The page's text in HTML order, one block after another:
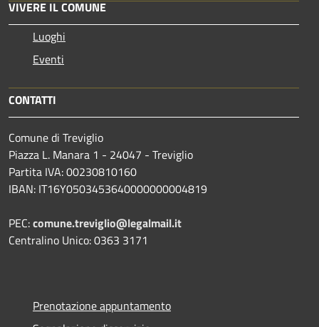
VIVERE IL COMUNE
Luoghi
Eventi
CONTATTI
Comune di Treviglio
Piazza L. Manara 1 - 24047 - Treviglio
Partita IVA: 00230810160
IBAN: IT16Y0503453640000000004819
PEC:comune.treviglio@legalmail.it
Centralino Unico: 0363 3171
Prenotazione appuntamento